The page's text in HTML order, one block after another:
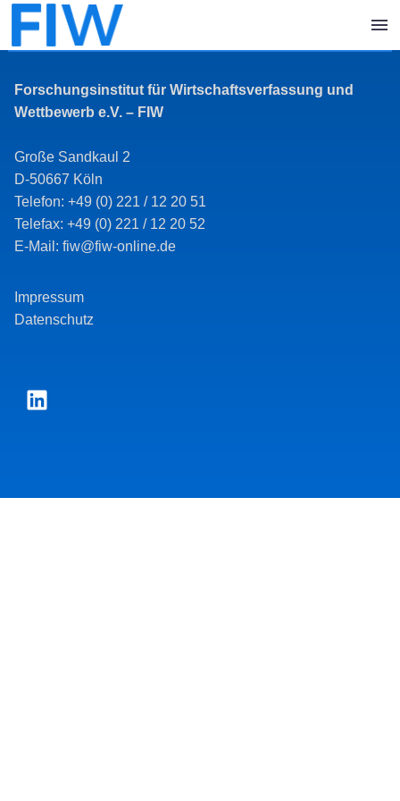
Forschungsinstitut für Wirtschaftsverfassung und
Wettbewerb e.V. – FIW
Große Sandkaul 2
D-50667 Köln
Telefon: +49 (0) 221 / 12 20 51
Telefax: +49 (0) 221 / 12 20 52
E-Mail: fiw@fiw-online.de
Impressum
Datenschutz